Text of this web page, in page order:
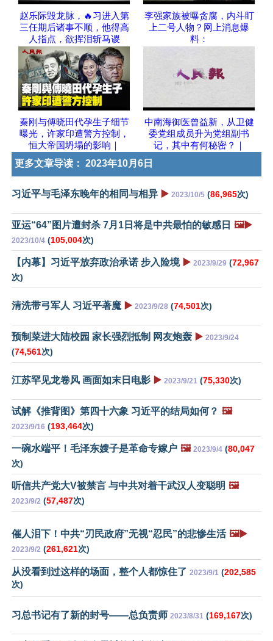
赵乐际毁龙脉，🔥习进入第
三任期后诸事不顺，他得高
人指点，欲挥泪斩马谡
李强家族被曝贪腐，内斗盯
上二号人物？网上消息爆
料：
秦刚与傅晓田代孕生子细节
曝光，许家印遭警方控制，
恒大帝国坍塌的影响｜
中南海御医曾益新，从卫健
委党组成员升为党组副书
记，其中有何秘密？｜
更多文章导读： 2023年10月6日
习近平与毛泽东晚年的相同与相异 ▶️ 2023/10/5 (86,965次)
亚运“64”图片遭封杀 7月1日将是中共最怕的敏感日 🖼️▶️
2023/10/4 (105,004次)
【内幕】习近平放弃政治承诺 步入险境 ▶️ 2023/9/29 (72,967
次)
清洗带弓军人 习近平著魔 ▶️ 2023/9/28 (74,501次)
预制菜进大陆校园 家长强烈抵制 网友炮轰 ▶️ 2023/9/24
(74,561次)
江苏罕见龙卷风 画面如末日电影 ▶️ 2023/9/21 (75,330次)
试解《推背图》第四十六象 习近平的结局如何？ 🖼️
2023/9/16 (193,464次)
一碗水端平！毛泽东嫂子是革命专嫁户 🖼️ 2023/9/4 (80,047
次)
听信共产党大V被禁言 与中共对着干武汉人变聪明 🖼️
2023/9/2 (57,487次)
催人泪下！中共“刃民政府”无视“忍民”的悲惨生活 🖼️▶️
2023/9/2 (261,621次)
从没看到过这样的场面，整个人都惊住了 2023/9/1 (202,585
次)
习总书记有了新的封号——总负责师 2023/8/31 (169,167次)